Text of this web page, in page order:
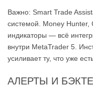
Важно: Smart Trade
системой. Money Hunter,
индикаторы — всё
внутри MetaTrader 5.
усиливает ту, что уже
АЛЕРТЫ И